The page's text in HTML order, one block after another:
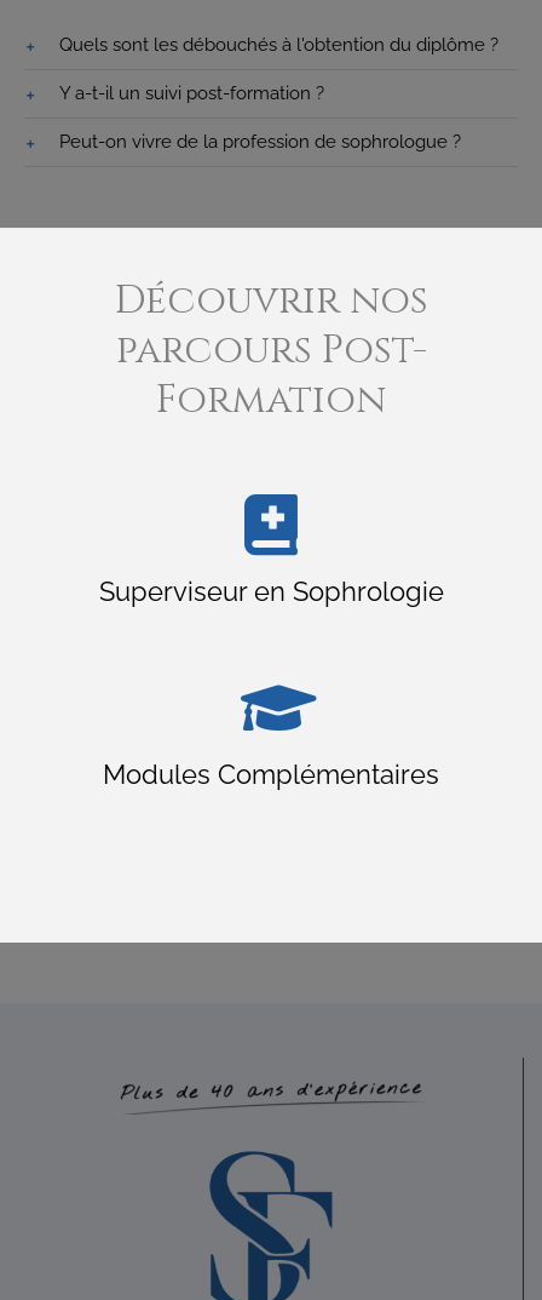
Quels sont les débouchés à l'obtention du diplôme ?
Y a-t-il un suivi post-formation ?
Peut-on vivre de la profession de sophrologue ?
Découvrir nos
parcours Post-
Formation
Superviseur en Sophrologie
Modules Complémentaires